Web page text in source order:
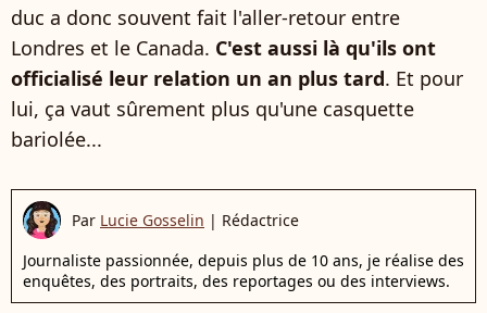
duc a donc souvent fait l'aller-retour entre
Londres et le Canada. C'est aussi là qu'ils ont
officialisé leur relation un an plus tard. Et pour
lui, ça vaut sûrement plus qu'une casquette
bariolée...
Par Lucie Gosselin | Rédactrice
Journaliste passionnée, depuis plus de 10 ans, je réalise des
enquêtes, des portraits, des reportages ou des interviews.